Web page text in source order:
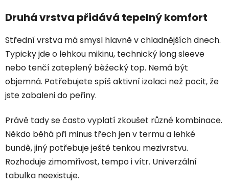
Druhá vrstva přidává tepelný komfort
Střední vrstva má smysl hlavně v chladnějších dnech.
Typicky jde o lehkou mikinu, technický long sleeve
nebo tenčí zateplený běžecký top. Nemá být
objemná. Potřebujete spíš aktivní izolaci než pocit, že
jste zabaleni do peřiny.
Právě tady se často vyplatí zkoušet různé kombinace.
Někdo běhá při minus třech jen v termu a lehké
bundě, jiný potřebuje ještě tenkou mezivrstvu.
Rozhoduje zimomřivost, tempo i vítr. Univerzální
tabulka neexistuje.